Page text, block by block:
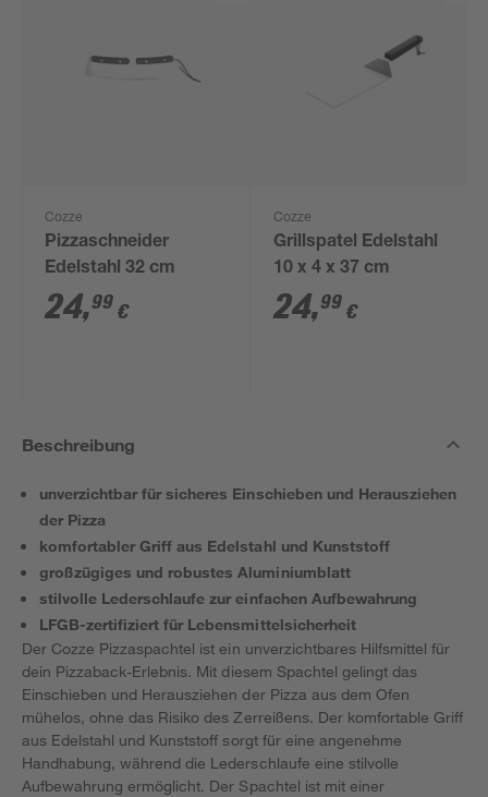
Cozze
Pizzaschneider
Edelstahl 32 cm
24,99 €
Cozze
Grillspatel Edelstahl
10 x 4 x 37 cm
24,99 €
Beschreibung
unverzichtbar für sicheres Einschieben und Herausziehen
der Pizza
komfortabler Griff aus Edelstahl und Kunststoff
großzügiges und robustes Aluminiumblatt
stilvolle Lederschlaufe zur einfachen Aufbewahrung
LFGB-zertifiziert für Lebensmittelsicherheit
Der Cozze Pizzaspachtel ist ein unverzichtbares Hilfsmittel für
dein Pizzaback-Erlebnis. Mit diesem Spachtel gelingt das
Einschieben und Herausziehen der Pizza aus dem Ofen
mühelos, ohne das Risiko des Zerreißens. Der komfortable Griff
aus Edelstahl und Kunststoff sorgt für eine angenehme
Handhabung, während die Lederschlaufe eine stilvolle
Aufbewahrung ermöglicht. Der Spachtel ist mit einer